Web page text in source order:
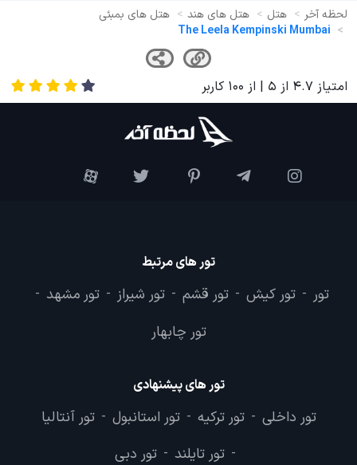
لحظه آخر هتل هتل های هند
هتل های بمبئی
The Leela Kempinski Mumbai
امتیاز 4.7 از 5 | از 100 کاربر
تور های مرتبط
تور - تور کیش - تور قشم - تور شیراز - تور مشهد -
تور چابهار
تور های پیشنهادی
تور داخلی - تور ترکیه - تور استانبول - تور آنتالیا
- تور تایلند - تور دبی